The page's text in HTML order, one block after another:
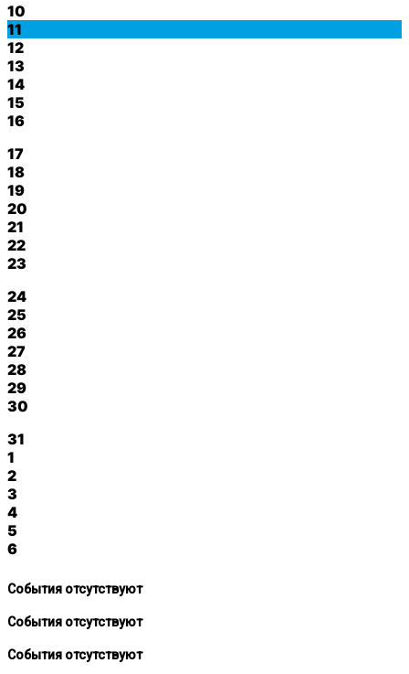
10
11
12
13
14
15
16
17
18
19
20
21
22
23
24
25
26
27
28
29
30
31
1
2
3
4
5
6
События отсутствуют
События отсутствуют
События отсутствуют